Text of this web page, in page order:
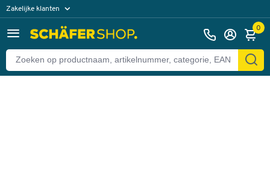
Zakelijke klanten
Particuliere klanten 0
Terug